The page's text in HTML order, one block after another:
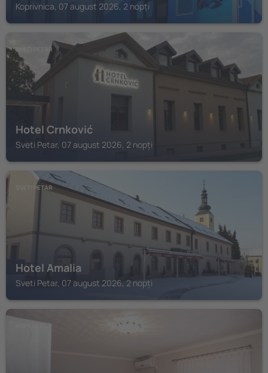
Koprivnica, 07 august 2026, 2 nopți
SVETI PETAR
Hotel Crnković
Sveti Petar, 07 august 2026, 2 nopți
SVETI PETAR
Hotel Amalia
Sveti Petar, 07 august 2026, 2 nopți
KOPRIVNICA